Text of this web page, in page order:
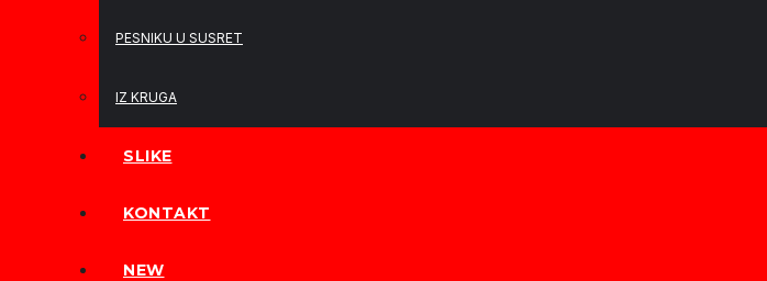
PESNIKU U SUSRET
IZ KRUGA
SLIKE
KONTAKT
NEW